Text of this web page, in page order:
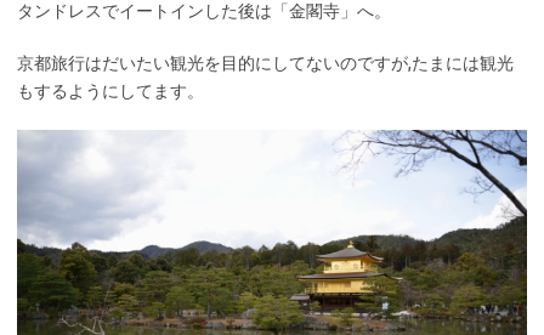
タンドレスでイートインした後は「金閣寺」へ。
京都旅行はだいたい観光を目的にしてないのですが,たまには観光
もするようにしてます。